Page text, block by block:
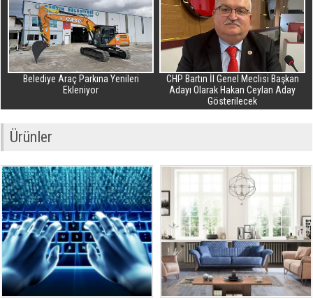
Belediye Araç Parkına Yenileri
Ekleniyor
CHP Bartın İl Genel Meclisi Başkan
Adayı Olarak Hakan Ceylan Aday
Gösterilecek
Ürünler